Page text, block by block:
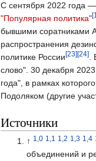
С сентября 2022 года
"Популярная политика"
бывшими соратниками
распространения
политике России[23][24].
слово". 30 декабря
года", в рамках
Подоляком (другие
Источники
↑ 1,0 1,1 1,2 1,3 1,4
объединений и